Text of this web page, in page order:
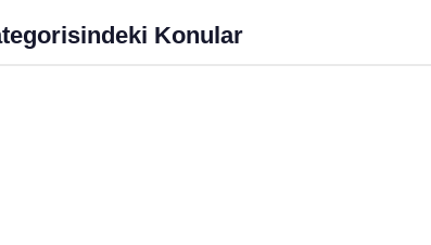
Konular